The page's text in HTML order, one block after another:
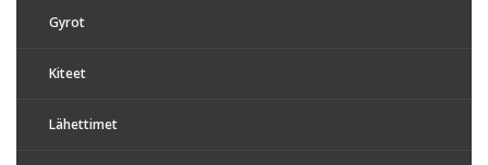
Gyrot
Kiteet
Lähettimet